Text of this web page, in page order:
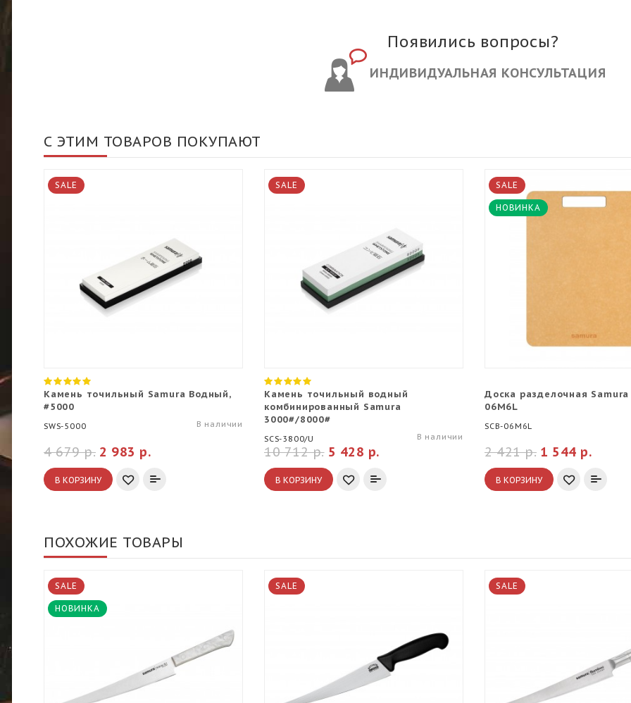
Появились вопросы?
ИНДИВИДУАЛЬНАЯ КОНСУЛЬТАЦИЯ
С ЭТИМ ТОВАРОВ ПОКУПАЮТ
SALE
Камень точильный Samura Водный,
#5000
SWS-5000 В наличии
2 983 р.
4 679 р.
В КОРЗИНУ
SALE
Камень точильный водный
комбинированный Samura
3000#/8000#
SCS-3800/U В наличии
5 428 р.
10 712 р.
В КОРЗИНУ
SALE
НОВИНКА
Доска разделочная Samura
06M6L
SCB-06M6L
1 544 р.
2 421 р.
В КОРЗИНУ
ПОХОЖИЕ ТОВАРЫ
SALE
НОВИНКА
SALE SALE